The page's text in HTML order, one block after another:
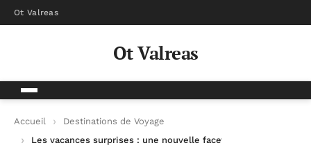
Ot Valreas
Ot Valreas
Accueil
Destinations de Voyage
Les vacances surprises : une nouvelle facette du tourisme de